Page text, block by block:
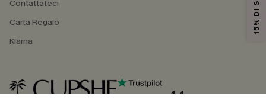
Contattateci
Carta Regalo
Klarna
4.4